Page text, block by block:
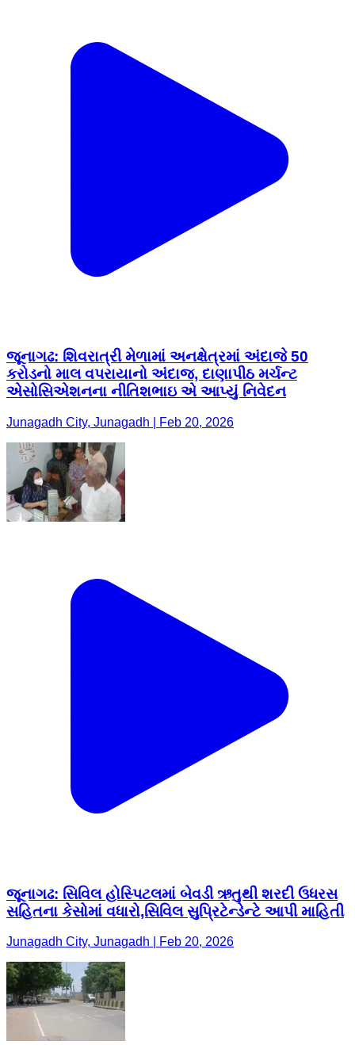
જૂનાગઢ: શિવરાત્રી મેળામાં અનક્ષેત્રમાં અંદાજે 50
કરોડનો માલ વપરાયાનો અંદાજ, દાણાપીઠ મર્ચન્ટ
એસોસિએશનના નીતિશભાઇ એ આપ્યું નિવેદન
Junagadh City, Junagadh | Feb 20, 2026
જૂનાગઢ: સિવિલ હોસ્પિટલમાં બેવડી ઋતુથી શરદી ઉધરસ
સહિતના કેસોમાં વધારો,સિવિલ સુપ્રિટેન્ડેન્ટે આપી માહિતી
Junagadh City, Junagadh | Feb 20, 2026